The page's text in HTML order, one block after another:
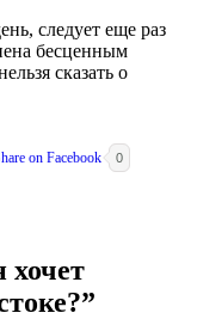
следует еще раз
бесценным
сказать о
0
хочет